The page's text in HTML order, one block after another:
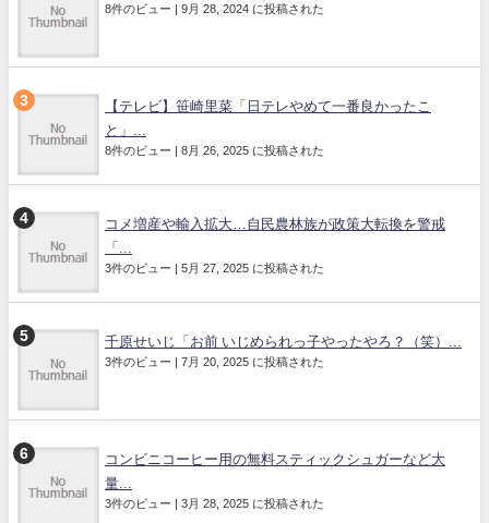
8件のビュー | 9月 28, 2024 に投稿された
【テレビ】笹崎里菜「日テレやめて一番良かったこ
と」...
8件のビュー | 8月 26, 2025 に投稿された
コメ増産や輸入拡大…自民農林族が政策大転換を警戒
「...
3件のビュー | 5月 27, 2025 に投稿された
千原せいじ「お前 いじめられっ子やったやろ？（笑）...
3件のビュー | 7月 20, 2025 に投稿された
コンビニコーヒー用の無料スティックシュガーなど大
量...
3件のビュー | 3月 28, 2025 に投稿された